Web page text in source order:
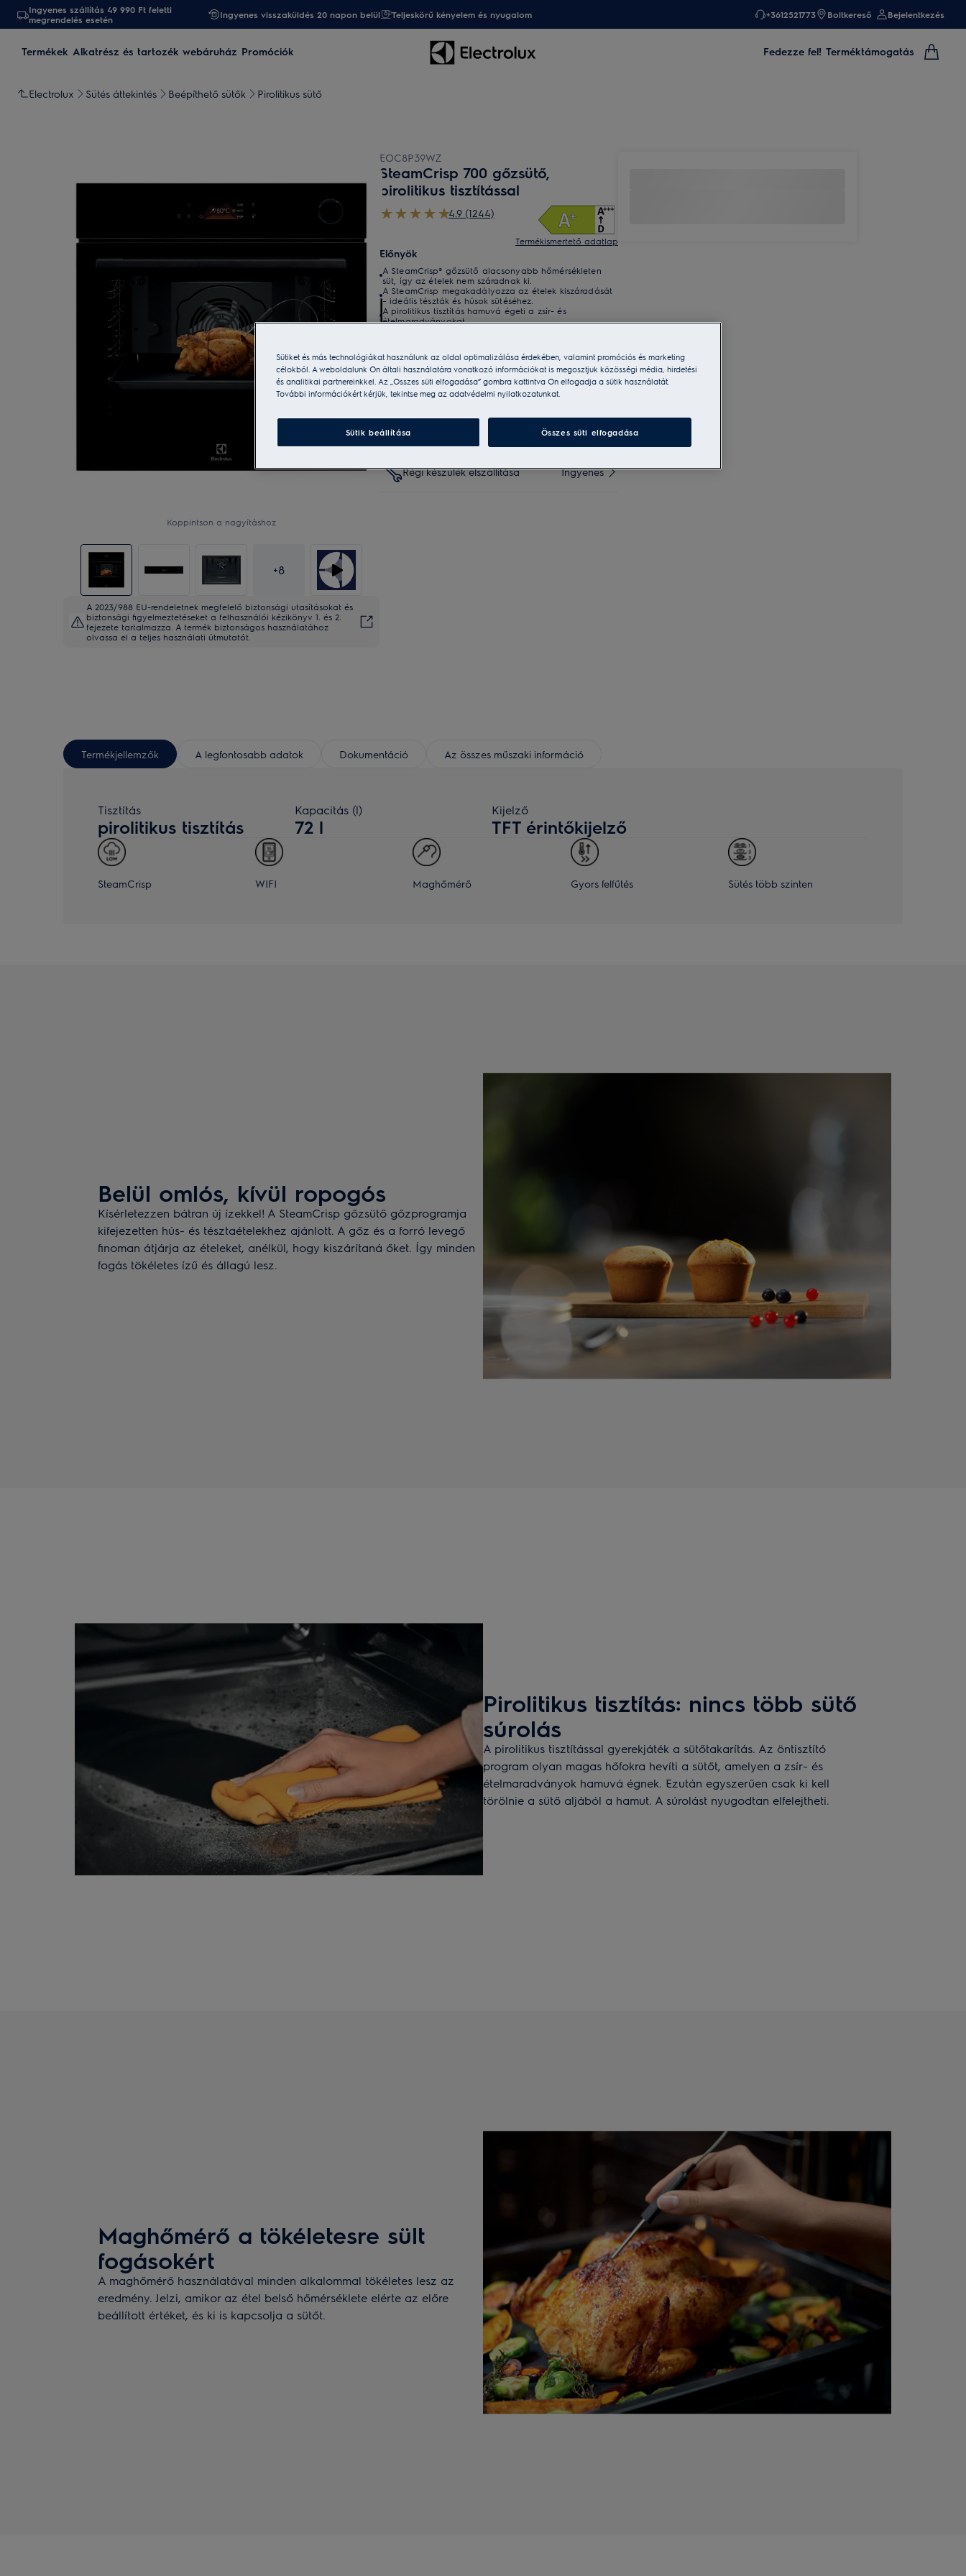
Ingyenes szállítás 49 990 Ft feletti
megrendelés esetén
Ingyenes visszaküldés 20 napon belül Teljeskörű kényelem és nyugalom +3612521773 Boltkereső Bejelentkezés
Termékek Alkatrész és tartozék webáruház Promóciók Fedezze fel! Terméktámogatás
Electrolux Sütés áttekintés Beépíthető sütők Pirolitikus sütő
Koppintson a nagyításhoz
+8
A 2023/988 EU-rendeletnek megfelelő biztonsági utasításokat és
biztonsági figyelmeztetéseket a felhasználói kézikönyv 1. és 2.
fejezete tartalmazza. A termék biztonságos használatához
olvassa el a teljes használati útmutatót.
EOC8P39WZ
SteamCrisp 700 gőzsütő,
pirolitikus tisztítással
4.9 (1244)
Termékismertető adatlap
Előnyök
A SteamCrisp® gőzsütő alacsonyabb hőmérsékleten
süt, így az ételek nem száradnak ki.
A SteamCrisp megakadályozza az ételek kiszáradását
– ideális tészták és húsok sütéséhez.
A pirolitikus tisztítás hamuvá égeti a zsír- és
ételmaradványokat.
Szolgáltatásaink:
Házhozszállítás Ingyenes
Visszaküldés 20 napon belül Ingyenes
Régi készülék elszállítása Ingyenes
Termékjellemzők A legfontosabb adatok Dokumentáció Az összes műszaki információ
Tisztítás
pirolitikus tisztítás
Kapacitás (l)
72 l
Kijelző
TFT érintőkijelző
SteamCrisp WIFI Maghőmérő Gyors felfűtés Sütés több szinten
Belül omlós, kívül ropogós
Kísérletezzen bátran új ízekkel! A SteamCrisp gőzsütő gőzprogramja
kifejezetten hús- és tésztaételekhez ajánlott. A gőz és a forró levegő
finoman átjárja az ételeket, anélkül, hogy kiszárítaná őket. Így minden
fogás tökéletes ízű és állagú lesz.
Pirolitikus tisztítás: nincs több sütő
súrolás
A pirolitikus tisztítással gyerekjáték a sütőtakarítás. Az öntisztító
program olyan magas hőfokra hevíti a sütőt, amelyen a zsír- és
ételmaradványok hamuvá égnek. Ezután egyszerűen csak ki kell
törölnie a sütő aljából a hamut. A súrolást nyugodtan elfelejtheti.
Maghőmérő a tökéletesre sült
fogásokért
A maghőmérő használatával minden alkalommal tökéletes lesz az
eredmény. Jelzi, amikor az étel belső hőmérséklete elérte az előre
beállított értéket, és ki is kapcsolja a sütőt.
Sütiket és más technológiákat használunk az oldal optimalizálása érdekében, valamint promóciós és marketing
célokból. A weboldalunk Ön általi használatára vonatkozó információkat is megosztjuk közösségi média, hirdetési
és analitikai partnereinkkel. Az „Összes süti elfogadása” gombra kattintva Ön elfogadja a sütik használatát.
További információkért kérjük, tekintse meg az adatvédelmi nyilatkozatunkat.
Sütik beállítása Összes süti elfogadása